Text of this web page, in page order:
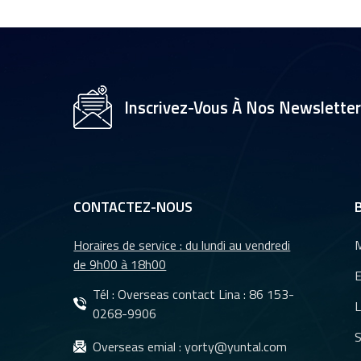
HD 1080p, étanches,
voiture, YT-7071-A1
ADAS (système
Inscrivez-Vous À Nos
CONTACTEZ-NOUS
Horaires de service : du lundi au vendredi
de 9h00 à 18h00
Tél : Overseas contact Lina :86 153-
0268-9906
Overseas emial :yorty@yuntal.com